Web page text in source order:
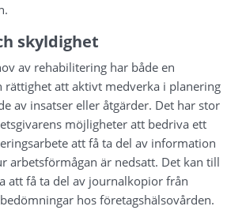
skyldighet
av rehabilitering har både en
rättighet att aktivt medverka i planering
av insatser eller åtgärder. Det har stor
möjligheter att bedriva ett
att få ta del av information
arbetsförmågan är nedsatt. Det kan till
att få ta del av journalkopior från
hos företagshälsovården.